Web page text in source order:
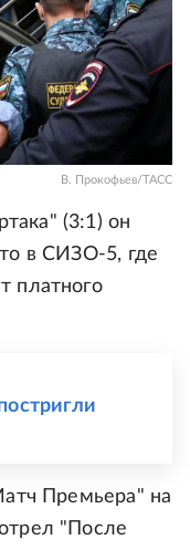
В. Прокофьев/ТАСС
(3:1) он
в СИЗО-5, где
платного
Премьера" на
"После